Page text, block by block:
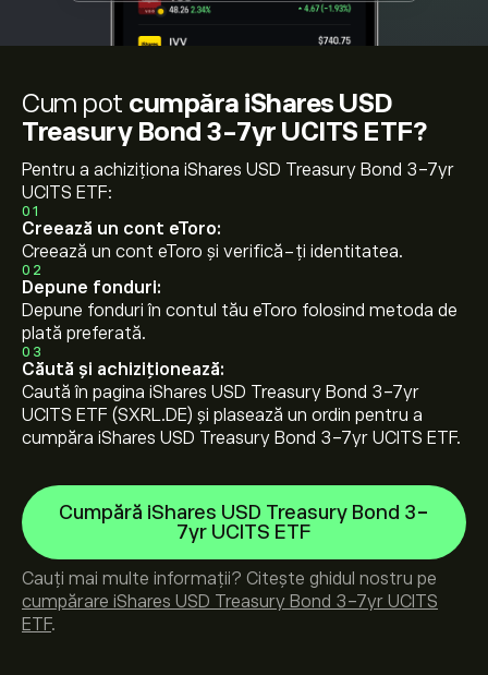
Cum pot cumpăra iShares USD
Treasury Bond 3-7yr UCITS ETF?
Pentru a achiziționa iShares USD Treasury Bond 3-7yr
UCITS ETF:
01
Creează un cont eToro:
Creează un cont eToro și verifică-ți identitatea.
02
Depune fonduri:
Depune fonduri în contul tău eToro folosind metoda de
plată preferată.
03
Căută și achiziționează:
Caută în pagina iShares USD Treasury Bond 3-7yr
UCITS ETF (SXRL.DE) și plasează un ordin pentru a
cumpăra iShares USD Treasury Bond 3-7yr UCITS ETF.
Cumpără iShares USD Treasury Bond 3-
7yr UCITS ETF
Cauți mai multe informații? Citește ghidul nostru pe
cumpărare iShares USD Treasury Bond 3-7yr UCITS
ETF.